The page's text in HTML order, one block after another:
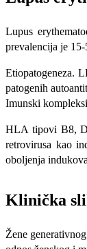
Lupus
prevalencija je
Etiopatogeneza.
patogenih
Imunski
HLA tipovi B8,
retrovirusa kao
oboljenja
Klinička
Žene